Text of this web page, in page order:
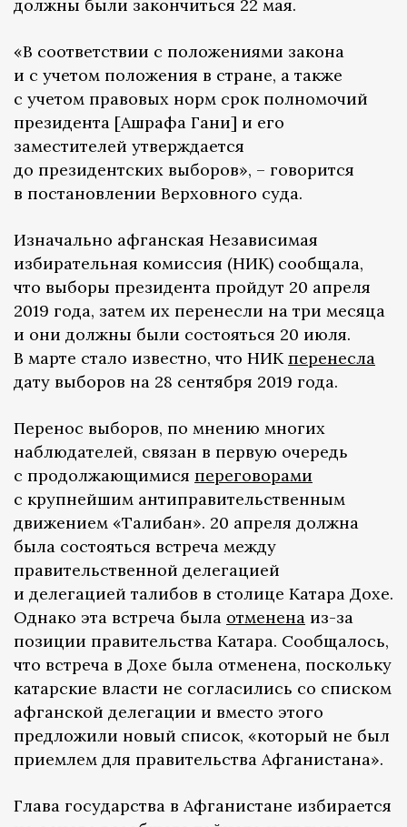
должны были закончиться 22 мая.
«В соответствии с положениями закона
и с учетом положения в стране, а также
с учетом правовых норм срок полномочий
президента [Ашрафа Гани] и его
заместителей утверждается
до президентских выборов», – говорится
в постановлении Верховного суда.
Изначально афганская Независимая
избирательная комиссия (НИК) сообщала,
что выборы президента пройдут 20 апреля
2019 года, затем их перенесли на три месяца
и они должны были состояться 20 июля.
В марте стало известно, что НИК перенесла
дату выборов на 28 сентября 2019 года.
Перенос выборов, по мнению многих
наблюдателей, связан в первую очередь
с продолжающимися переговорами
с крупнейшим антиправительственным
движением «Талибан». 20 апреля должна
была состояться встреча между
правительственной делегацией
и делегацией талибов в столице Катара Дохе.
Однако эта встреча была отменена из-за
позиции правительства Катара. Сообщалось,
что встреча в Дохе была отменена, поскольку
катарские власти не согласились со списком
афганской делегации и вместо этого
предложили новый список, «который не был
приемлем для правительства Афганистана».
Глава государства в Афганистане избирается